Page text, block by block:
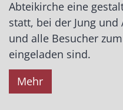
Abteikirche eine
statt, bei der Jung
und alle Besucher
eingeladen sind.
Mehr